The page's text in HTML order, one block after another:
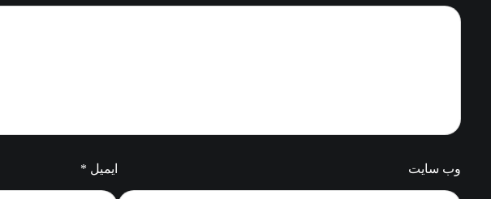
ایمیل * وب‌ سایت